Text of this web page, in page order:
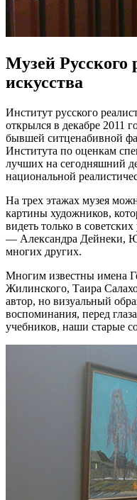
Музей Русского
искусства
Институт русского
открылся в декабре 2011
бывшей ситценабивной
Института по оценкам
лучших на сегодняшний
национальной
На трех этажах музея
картины художников,
видеть только в
— Александра Дейнеки,
многих других.
Многим известны имена
Жилинского, Таира
автор, но визуальный
воспоминания, перед
учебников, наши старые